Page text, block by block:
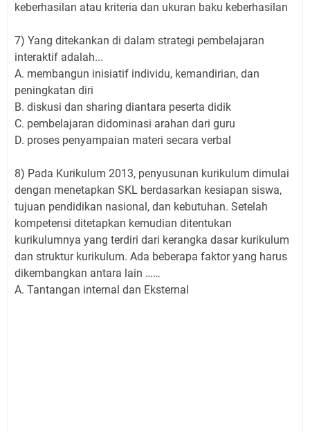
keberhasilan atau kriteria dan ukuran baku keberhasilan
7) Yang ditekankan di dalam strategi pembelajaran
interaktif adalah...
A. membangun inisiatif individu, kemandirian, dan
peningkatan diri
B. diskusi dan sharing diantara peserta didik
C. pembelajaran didominasi arahan dari guru
D. proses penyampaian materi secara verbal
8) Pada Kurikulum 2013, penyusunan kurikulum dimulai
dengan menetapkan SKL berdasarkan kesiapan siswa,
tujuan pendidikan nasional, dan kebutuhan. Setelah
kompetensi ditetapkan kemudian ditentukan
kurikulumnya yang terdiri dari kerangka dasar kurikulum
dan struktur kurikulum. Ada beberapa faktor yang harus
dikembangkan antara lain ……
A. Tantangan internal dan Eksternal